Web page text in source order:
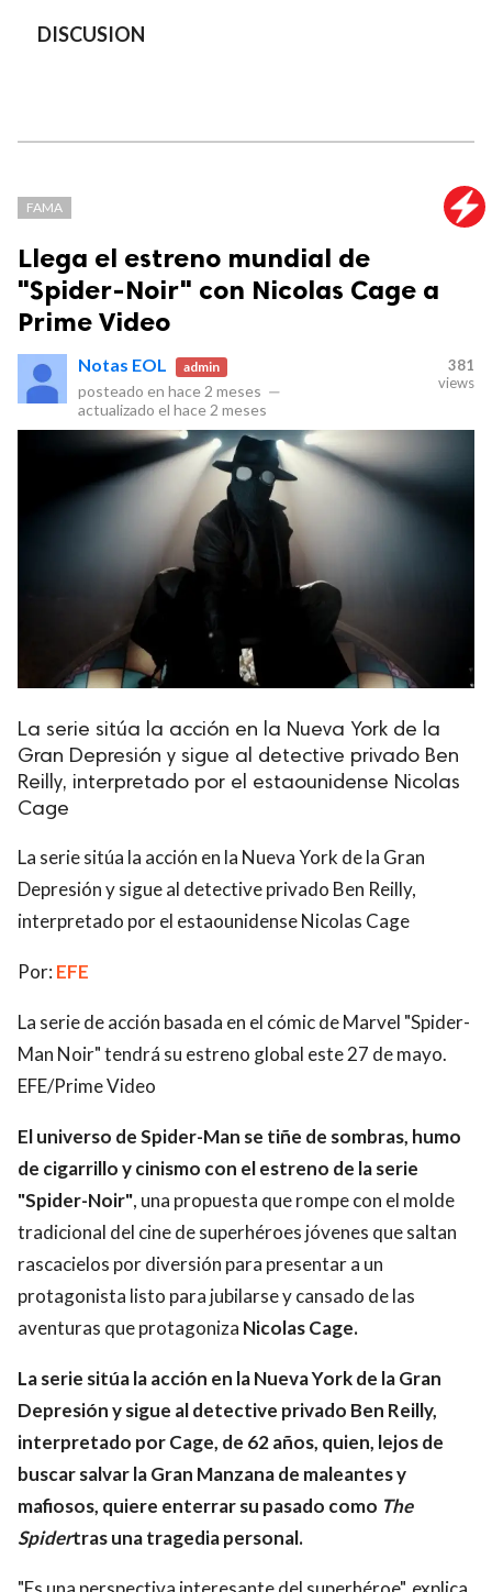
DISCUSION
FAMA
Llega el estreno mundial de
"Spider-Noir" con Nicolas Cage a
Prime Video
Notas EOL admin
posteado en hace 2 meses —
actualizado el hace 2 meses
381
views
La serie sitúa la acción en la Nueva York de la
Gran Depresión y sigue al detective privado Ben
Reilly, interpretado por el estaounidense Nicolas
Cage
La serie sitúa la acción en la Nueva York de la Gran
Depresión y sigue al detective privado Ben Reilly,
interpretado por el estaounidense Nicolas Cage
Por: EFE
La serie de acción basada en el cómic de Marvel "Spider-
Man Noir" tendrá su estreno global este 27 de mayo.
EFE/Prime Video
El universo de Spider-Man se tiñe de sombras, humo
de cigarrillo y cinismo con el estreno de la serie
"Spider-Noir", una propuesta que rompe con el molde
tradicional del cine de superhéroes jóvenes que saltan
rascacielos por diversión para presentar a un
protagonista listo para jubilarse y cansado de las
aventuras que protagoniza Nicolas Cage.
La serie sitúa la acción en la Nueva York de la Gran
Depresión y sigue al detective privado Ben Reilly,
interpretado por Cage, de 62 años, quien, lejos de
buscar salvar la Gran Manzana de maleantes y
mafiosos, quiere enterrar su pasado como The
Spidertras una tragedia personal.